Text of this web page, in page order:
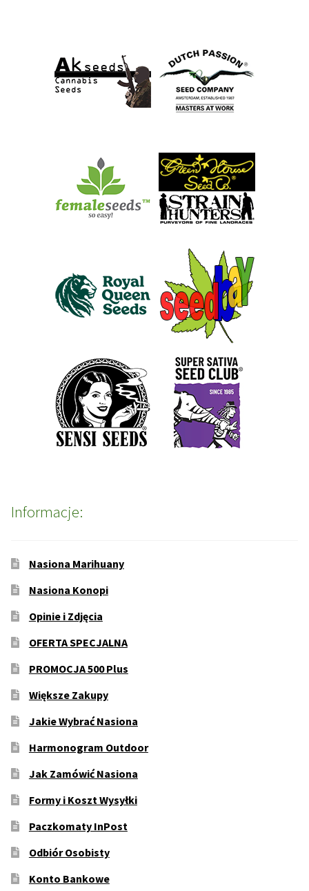
Informacje:
Nasiona Marihuany
Nasiona Konopi
Opinie i Zdjęcia
OFERTA SPECJALNA
PROMOCJA 500 Plus
Większe Zakupy
Jakie Wybrać Nasiona
Harmonogram Outdoor
Jak Zamówić Nasiona
Formy i Koszt Wysyłki
Paczkomaty InPost
Odbiór Osobisty
Konto Bankowe